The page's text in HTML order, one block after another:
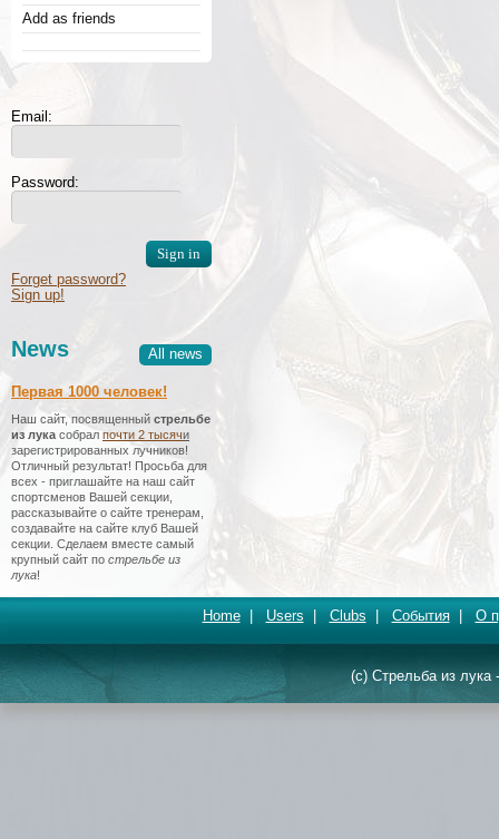
Add as friends
Email:
Password:
Forget password?
Sign up!
All news
News
Первая 1000 человек!
Наш сайт, посвященный стрельбе
из лука собрал почти 2 тысячи
зарегистрированных лучников!
Отличный результат! Просьба для
всех - приглашайте на наш сайт
спортсменов Вашей секции,
рассказывайте о сайте тренерам,
создавайте на сайте клуб Вашей
секции. Сделаем вместе самый
крупный сайт по стрельбе из
лука!
Home| Users Clubs События| О
(c) Стрельба из лука